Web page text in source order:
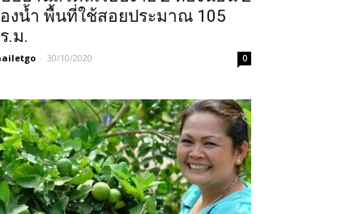
งน้ำ พื้นที่ใช้สอยประมาณ 105
.ม.
- 30/10/2020 0